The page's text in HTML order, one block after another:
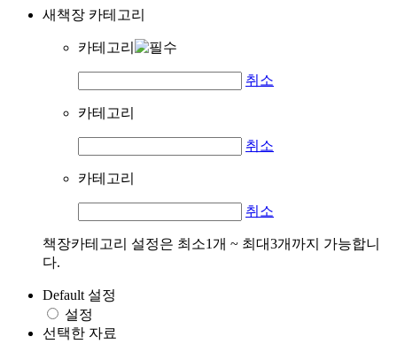
새책장 카테고리
카테고리
취소
카테고리
취소
카테고리
취소
책장카테고리 설정은 최소1개 ~ 최대3개까지 가능합니
다.
Default 설정
설정
선택한 자료